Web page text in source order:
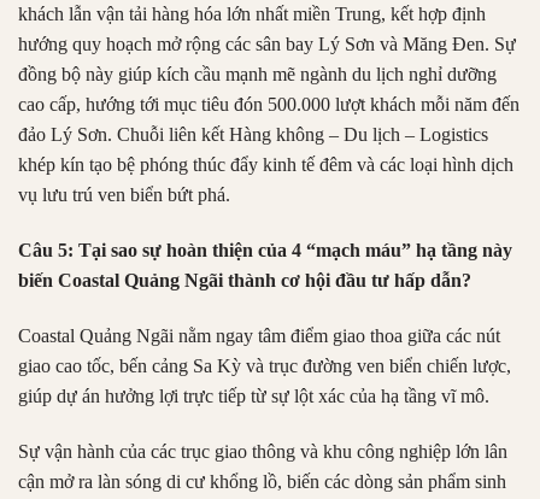
khách lẫn vận tải hàng hóa lớn nhất miền Trung, kết hợp định
hướng quy hoạch mở rộng các sân bay Lý Sơn và Măng Đen. Sự
đồng bộ này giúp kích cầu mạnh mẽ ngành du lịch nghỉ dưỡng
cao cấp, hướng tới mục tiêu đón 500.000 lượt khách mỗi năm đến
đảo Lý Sơn. Chuỗi liên kết Hàng không – Du lịch – Logistics
khép kín tạo bệ phóng thúc đẩy kinh tế đêm và các loại hình dịch
vụ lưu trú ven biển bứt phá.
Câu 5: Tại sao sự hoàn thiện của 4 “mạch máu” hạ tầng này
biến Coastal Quảng Ngãi thành cơ hội đầu tư hấp dẫn?
Coastal Quảng Ngãi nằm ngay tâm điểm giao thoa giữa các nút
giao cao tốc, bến cảng Sa Kỳ và trục đường ven biển chiến lược,
giúp dự án hưởng lợi trực tiếp từ sự lột xác của hạ tầng vĩ mô.
Sự vận hành của các trục giao thông và khu công nghiệp lớn lân
cận mở ra làn sóng di cư khổng lồ, biến các dòng sản phẩm sinh